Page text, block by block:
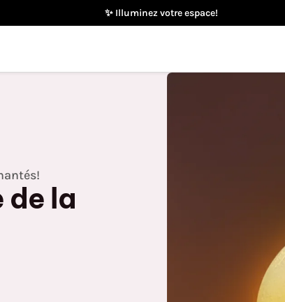
🎁 Le cadeau parfait!
de la